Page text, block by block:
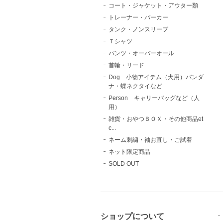
コート・ジャケット・アウター類
トレーナー・パーカー
タンク・ノンスリーブ
Ｔシャツ
パンツ・オーバーオール
首輪・リード
Dog 小物アイテム（犬用）バンダ
ナ・蝶ネクタイなど
Person キャリーバッグなど（人
用）
雑貨・おやつＢＯＸ・その他商品et
c...
ネーム刺繍・袖お直し・ご試着
ネット限定商品
SOLD OUT
ショップについて